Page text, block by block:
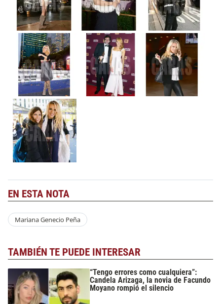
EN ESTA NOTA
Mariana Genecio Peña
TAMBIÉN TE PUEDE INTERESAR
“Tengo errores como cualquiera”:
Candela Arizaga, la novia de Facundo
Moyano rompió el silencio